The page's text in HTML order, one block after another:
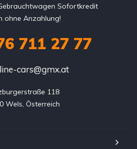
Sofortkredit
ohne Anzahlung!
711 27 77
cars@gmx.at
118
Wels, Österreich